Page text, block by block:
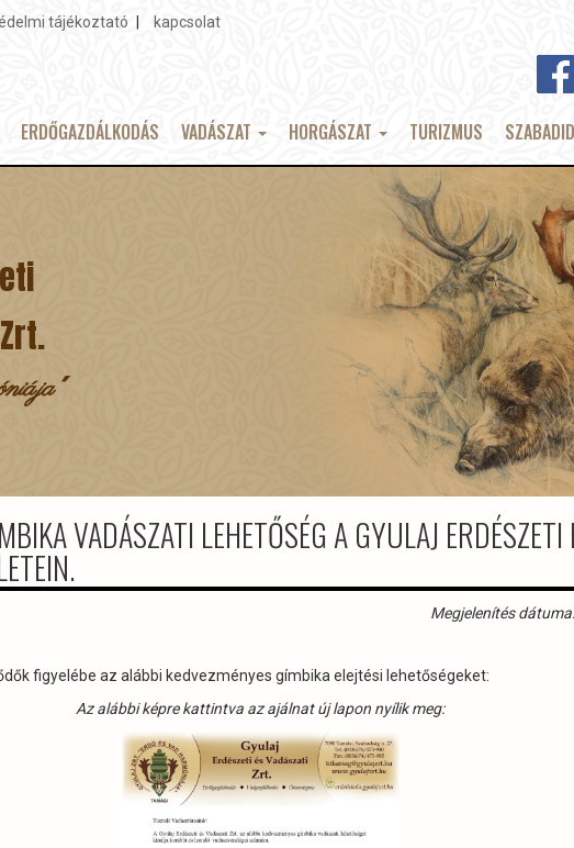
tájékoztató kapcsolat
ERDŐGAZDÁLKODÁS VADÁSZAT HORGÁSZAT TURIZMUS
VADÁSZATI LEHETŐSÉG A GYULAJ ERDÉSZETI
Megjelenítés
figyelébe az alábbi kedvezményes gímbika elejtési lehetőségeket:
Az alábbi képre kattintva az ajálnat új lapon nyílik meg: